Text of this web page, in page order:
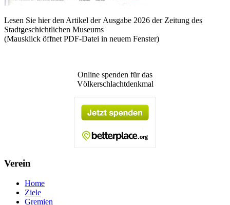
Lesen Sie hier den Artikel der Ausgabe 2026 der Zeitung des
Stadtgeschichtlichen Museums
(Mausklick öffnet PDF-Datei in neuem Fenster)
Online spenden für das
Völkerschlachtdenkmal
Verein
Home
Ziele
Gremien